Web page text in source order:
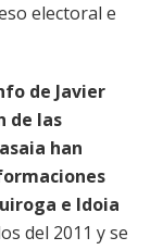
electoral e
de Javier
de las
han
e Idoia
del 2011 y se